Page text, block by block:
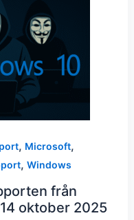
, Microsoft,
, Windows
från
oktober 2025